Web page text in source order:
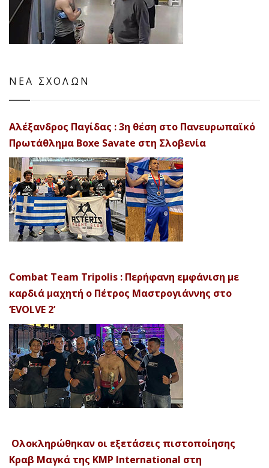
ΝΕΑ ΣΧΟΛΩΝ
Αλέξανδρος Παγίδας : 3η θέση στο Πανευρωπαϊκό
Πρωτάθλημα Boxe Savate στη Σλοβενία
Combat Team Tripolis : Περήφανη εμφάνιση με
καρδιά μαχητή ο Πέτρος Μαστρογιάννης στο
‘EVOLVE 2’
Ολοκληρώθηκαν οι εξετάσεις πιστοποίησης
Κραβ Μαγκά της KMP International στη